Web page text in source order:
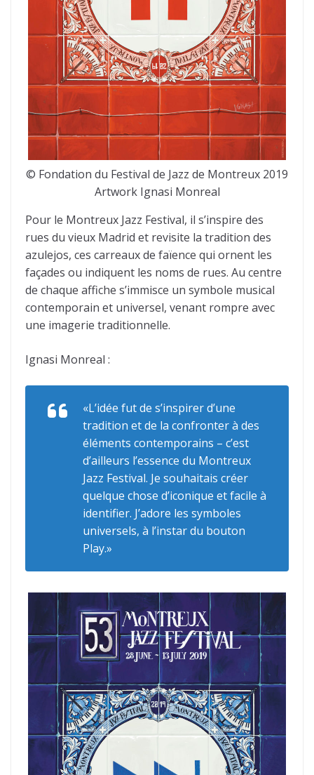
© Fondation du Festival de Jazz de Montreux 2019
Artwork Ignasi Monreal
Pour le Montreux Jazz Festival, il s’inspire des
rues du vieux Madrid et revisite la tradition des
azulejos, ces carreaux de faïence qui ornent les
façades ou indiquent les noms de rues. Au centre
de chaque affiche s’immisce un symbole musical
contemporain et universel, venant rompre avec
une imagerie traditionnelle.
Ignasi Monreal :
«L’idée fut de s’inspirer d’une
tradition et de la confronter à des
éléments contemporains – c’est
d’ailleurs l’essence du Montreux
Jazz Festival. Je souhaitais créer
quelque chose d’iconique et facile à
identifier. J’adore les symboles
universels, à l’instar du bouton
Play.»